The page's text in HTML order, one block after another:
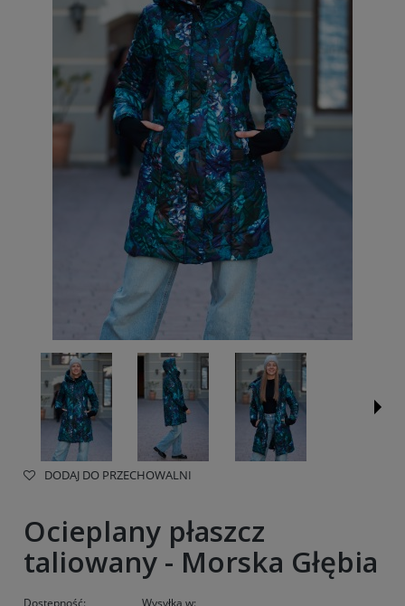
DODAJ DO PRZECHOWALNI
Ocieplany płaszcz
taliowany - Morska Głębia
Dostępność:
Wysyłka w: